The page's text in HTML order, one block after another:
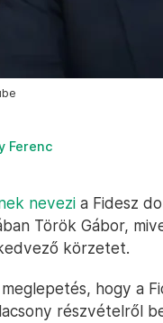
Ferenc
nevezi a Fidesz
Török Gábor,
körzetet.
meglepetés, hogy a
részvételről